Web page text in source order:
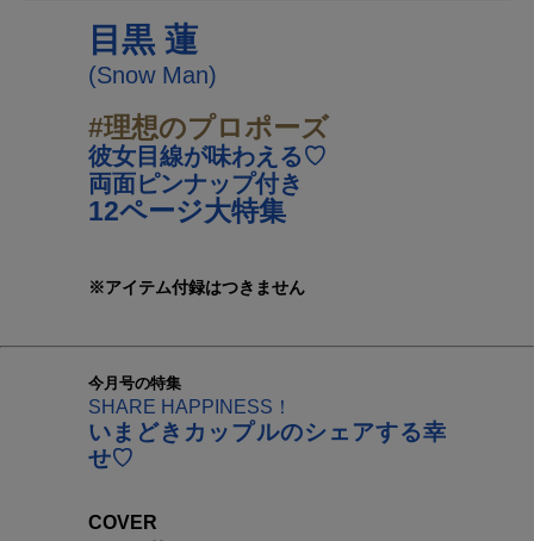
目黒 蓮
(Snow Man)
#理想のプロポーズ
彼女目線が味わえる♡
両面ピンナップ付き
12ページ大特集
※アイテム付録はつきません
今月号の特集
SHARE HAPPINESS！
いまどきカップルのシェアする幸
せ♡
COVER